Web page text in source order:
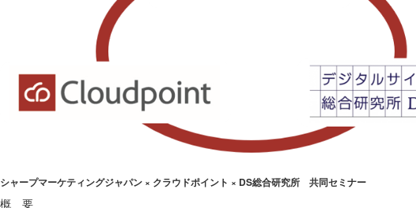
シャープマーケティングジャパン × クラウドポイント × DS総合研究所 共同セミナー
概 要